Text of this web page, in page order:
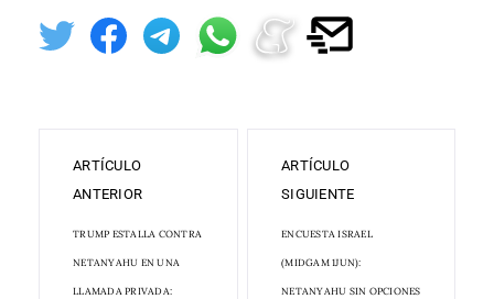
ARTÍCULO
ANTERIOR
TRUMP ESTALLA CONTRA
NETANYAHU EN UNA
LLAMADA PRIVADA:
ARTÍCULO
SIGUIENTE
ENCUESTA ISRAEL
(MIDGAM 1JUN):
NETANYAHU SIN OPCIONES